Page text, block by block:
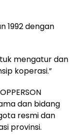
1992 dengan
mengatur dan
koperasi.”
dan bidang
resmi dan
provinsi.